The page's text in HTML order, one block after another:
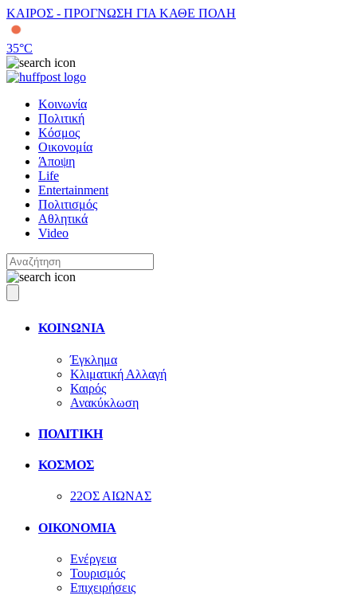
ΚΑΙΡΟΣ - ΠΡΟΓΝΩΣΗ ΓΙΑ ΚΑΘΕ ΠΟΛΗ
35°C
Κοινωνία
Πολιτική
Κόσμος
Οικονομία
Άποψη
Life
Entertainment
Πολιτισμός
Αθλητικά
Video
ΚΟΙΝΩΝΙΑ
Έγκλημα
Κλιματική Αλλαγή
Καιρός
Ανακύκλωση
ΠΟΛΙΤΙΚΗ
ΚΟΣΜΟΣ
22ΟΣ ΑΙΩΝΑΣ
ΟΙΚΟΝΟΜΙΑ
Ενέργεια
Τουρισμός
Επιχειρήσεις